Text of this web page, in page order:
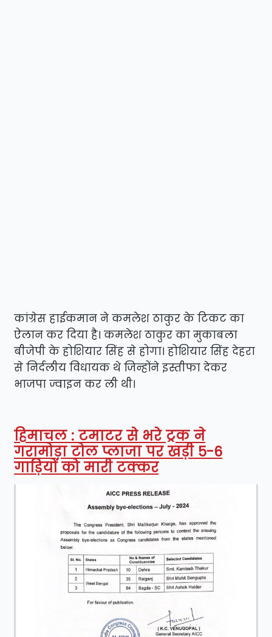
कांग्रेस हाईकमान ने कमलेश ठाकुर के टिकट का
ऐलान कर दिया है। कमलेश ठाकुर का मुकाबला
बीजेपी के होशियार सिंह से होगा। होशियार सिंह देहरा
से निर्दलीय विधायक थे जिन्होंने इस्तीफा देकर
भाजपा ज्वाइन कर ली थी।
हिमाचल : टमाटर से भरे ट्रक ने
गरामोड़ा टोल प्लाजा पर खड़ी 5-6
गाड़ियों को मारी टक्कर